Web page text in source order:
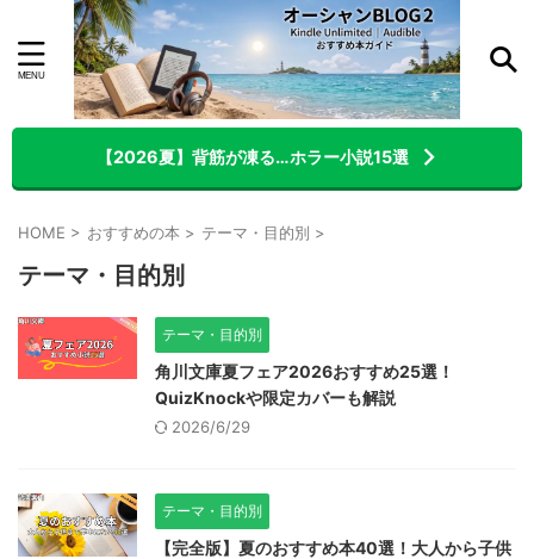
【2026夏】背筋が凍る…ホラー小説15選
HOME > おすすめの本 > テーマ・目的別 >
テーマ・目的別
テーマ・目的別
角川文庫夏フェア2026おすすめ25選！
QuizKnockや限定カバーも解説
2026/6/29
テーマ・目的別
【完全版】夏のおすすめ本40選！大人から子供